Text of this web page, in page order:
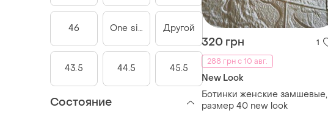
320 грн
1
288 грн с 10 авг.
New Look
Ботинки женские замшевые,
размер 40 new look
46 One size Другой
43.5 44.5 45.5
Состояние